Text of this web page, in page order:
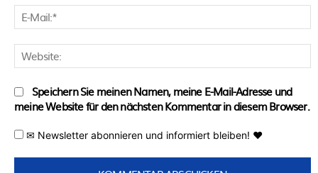
Speichern Sie meinen Namen, meine E-Mail-Adresse und
meine Website für den nächsten Kommentar in diesem Browser.
✉ Newsletter abonnieren und informiert bleiben! ♥